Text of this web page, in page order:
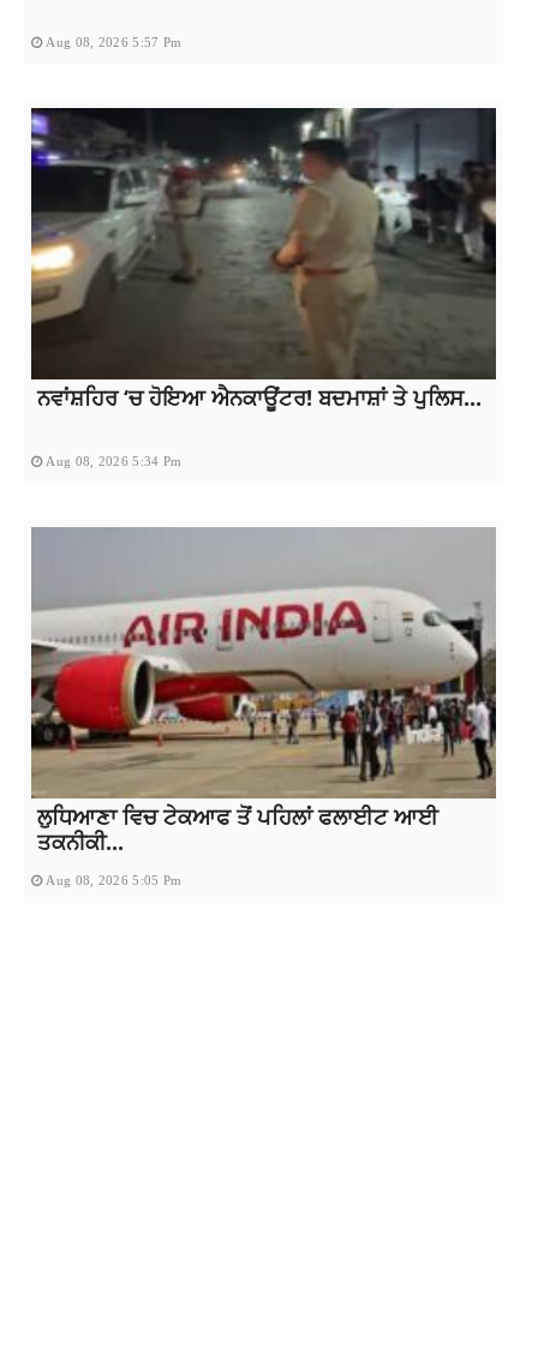
Aug 08, 2026 5:57 Pm
ਨਵਾਂਸ਼ਹਿਰ ‘ਚ ਹੋਇਆ ਐਨਕਾਊਂਟਰ! ਬਦਮਾਸ਼ਾਂ ਤੇ ਪੁਲਿਸ...
Aug 08, 2026 5:34 Pm
ਲੁਧਿਆਣਾ ਵਿਚ ਟੇਕਆਫ ਤੋਂ ਪਹਿਲਾਂ ਫਲਾਈਟ ਆਈ
ਤਕਨੀਕੀ...
Aug 08, 2026 5:05 Pm